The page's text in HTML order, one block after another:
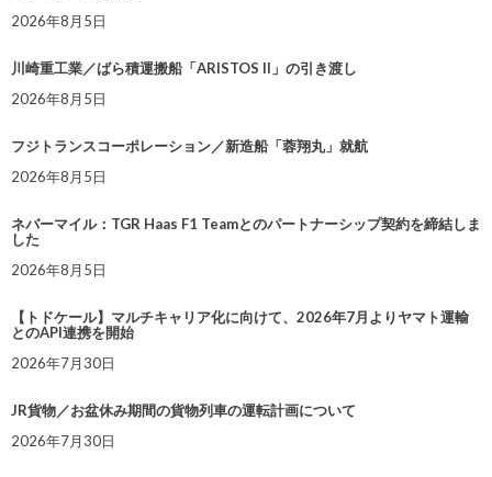
2026年8月5日
川崎重工業／ばら積運搬船「ARISTOS II」の引き渡し
2026年8月5日
フジトランスコーポレーション／新造船「蓉翔丸」就航
2026年8月5日
ネバーマイル：TGR Haas F1 Teamとのパートナーシップ契約を締結しま
した
2026年8月5日
【トドケール】マルチキャリア化に向けて、2026年7月よりヤマト運輸
とのAPI連携を開始
2026年7月30日
JR貨物／お盆休み期間の貨物列車の運転計画について
2026年7月30日